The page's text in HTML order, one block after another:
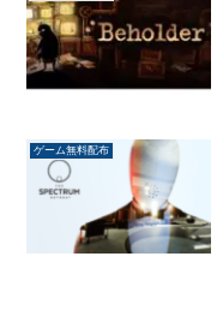
ゲーム無料配布